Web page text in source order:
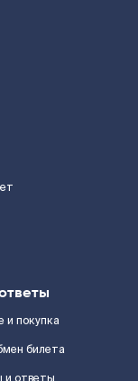
и покупка
билета